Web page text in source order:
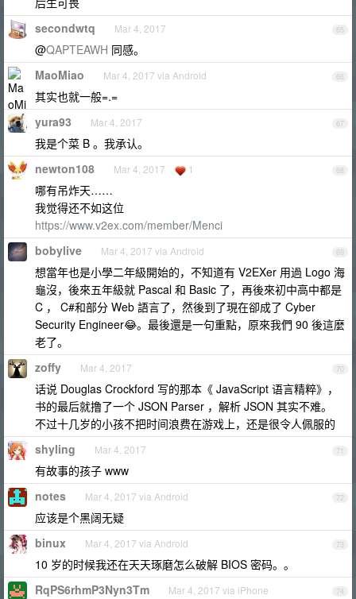
65
secondwtq Mar 4, 2017
@QAPTEAWH 同感。
66
MaoMiao Mar 4, 2017 via Android
其实也就一般=.=
67
yura93 Mar 4, 2017
我是个菜 B 。我承认。
68
newton108 Mar 4, 2017 1
哪有吊炸天……
我觉得还不如这位
https://www.v2ex.com/member/Menci
69
bobylive Mar 4, 2017 via Android
想當年也是小學二年級開始的，不知道有 V2EXer 用過 Logo 海
龜沒，後來五年級就 Pascal 和 Basic 了，再後來初中高中都是
C ， C#和部分 Web 語言了，然後到了現在卻成了 Cyber
Security Engineer😂。最後還是一句重點，原來我們 90 後這麼
老了。
70
zoffy Mar 4, 2017
话说 Douglas Crockford 写的那本《 JavaScript 语言精粹》，
书的最后就撸了一个 JSON Parser ，解析 JSON 其实不难。
不过十几岁的小孩不把时间浪费在游戏上，还是很令人佩服的
71
shyling Mar 4, 2017
有故事的孩子 www
72
notes Mar 4, 2017 via Android
应该是个黑阔无疑
73
binux Mar 4, 2017 via Android
10 岁的时候我还在天天琢磨怎么破解 BIOS 密码。。
74
RqPS6rhmP3Nyn3Tm Mar 4, 2017 via iPhone